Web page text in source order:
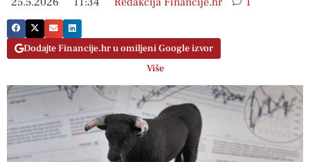
Dodajte Financije.hr u omiljeni Google izvor
Više